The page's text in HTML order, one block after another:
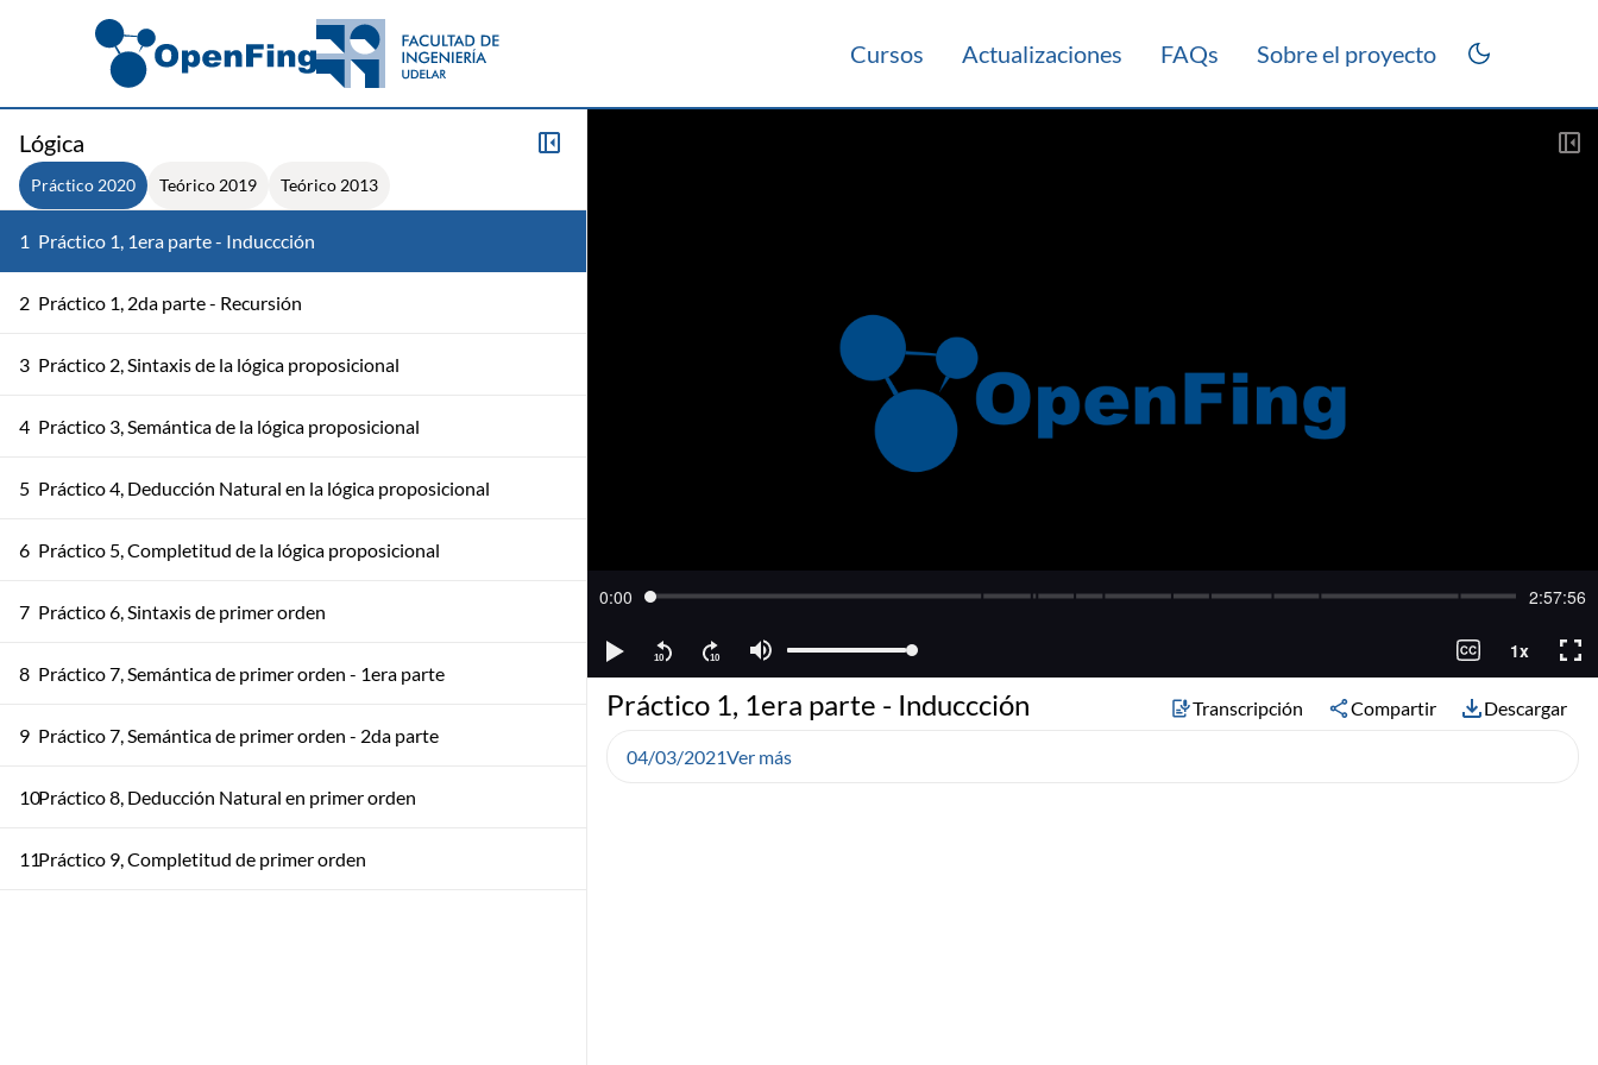
Cursos Actualizaciones FAQs Sobre el proyecto
Lógica
Práctico 2020 Teórico 2019 Teórico 2013
1 Práctico 1, 1era parte - Induccción
2 Práctico 1, 2da parte - Recursión
3 Práctico 2, Sintaxis de la lógica proposicional
4 Práctico 3, Semántica de la lógica proposicional
5 Práctico 4, Deducción Natural en la lógica proposicional
6 Práctico 5, Completitud de la lógica proposicional
7 Práctico 6, Sintaxis de primer orden
8 Práctico 7, Semántica de primer orden - 1era parte
9 Práctico 7, Semántica de primer orden - 2da parte
10Práctico 8, Deducción Natural en primer orden
11Práctico 9, Completitud de primer orden
Práctico 1, 1era parte - Induccción Transcripción Compartir Descargar
04/03/2021Ver más